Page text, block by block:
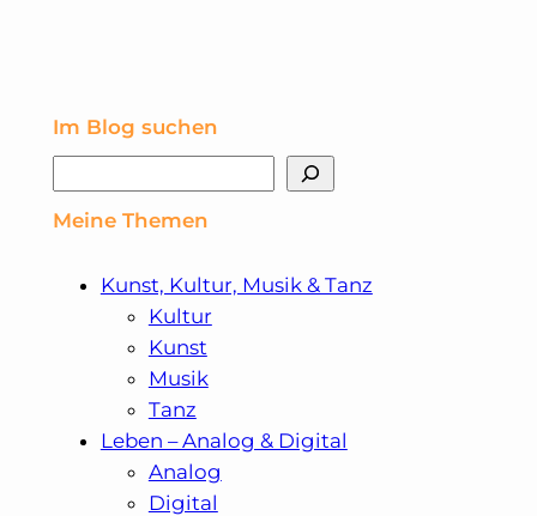
Im Blog suchen
Meine Themen
Kunst, Kultur, Musik & Tanz
Kultur
Kunst
Musik
Tanz
Leben – Analog & Digital
Analog
Digital